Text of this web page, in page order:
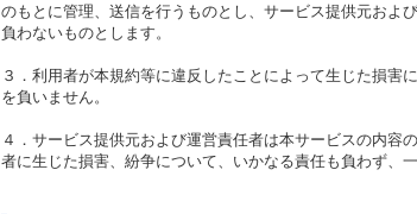
のもとに管理、送信を行うものとし、サービス提供元およ
負わないものとします。
３．利用者が本規約等に違反したことによって生じた損害
を負いません。
４．サービス提供元および運営責任者は本サービスの内容
者に生じた損害、紛争について、いかなる責任も負わず、